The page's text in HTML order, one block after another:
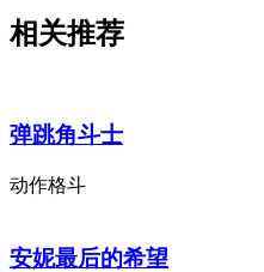
相关推荐
弹跳角斗士
动作格斗
安妮最后的希望